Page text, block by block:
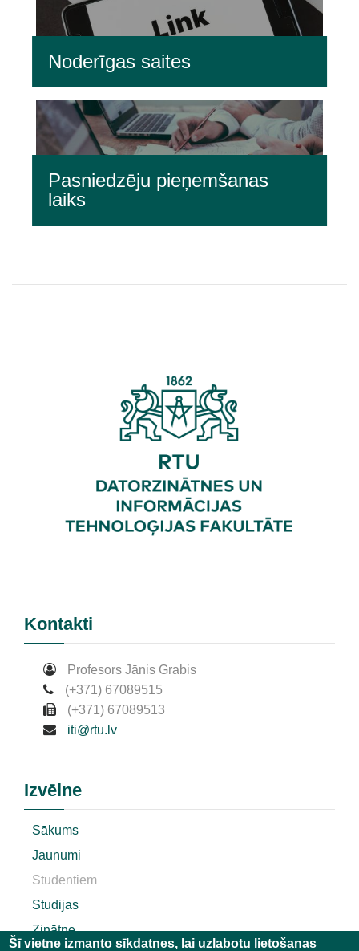
Noderīgas saites
Pasniedzēju pieņemšanas
laiks
Kontakti
Profesors Jānis Grabis
(+371) 67089515
(+371) 67089513
iti@rtu.lv
Izvēlne
Sākums
Jaunumi
Studentiem
Studijas
Zinātne
Šī vietne izmanto sīkdatnes, lai uzlabotu lietošanas